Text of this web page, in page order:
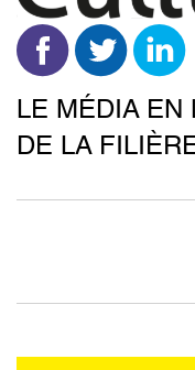
LE MÉDIA EN
DE LA